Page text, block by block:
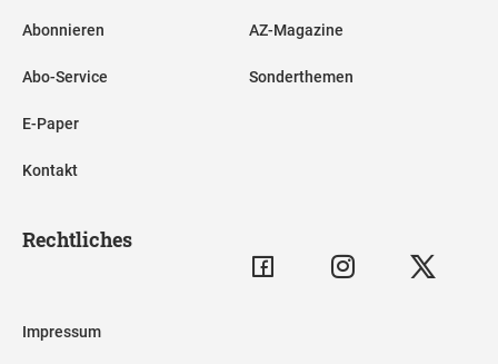
Abonnieren
Abo-Service
E-Paper
Kontakt
AZ-Magazine
Sonderthemen
Rechtliches
Impressum